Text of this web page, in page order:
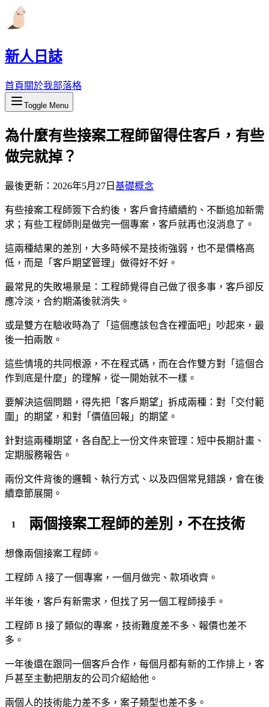
新人日誌
首頁 關於我部落格
Toggle Menu
為什麼有些接案工程師留得住客戶，有些
做完就掉？
最後更新： 2026年5月27日 基礎概念
有些接案工程師簽下合約後，客戶會持續續約、不斷追加新需
求；有些工程師則是做完一個專案，客戶就再也沒消息了。
這兩種結果的差別，大多時候不是技術強弱，也不是價格高
低，而是「客戶期望管理」做得好不好。
最常見的失敗場景是：工程師覺得自己做了很多事，客戶卻反
應冷淡，合約期滿後就消失。
或是雙方在驗收時為了「這個應該包含在裡面吧」吵起來，最
後一拍兩散。
這些情境的共同根源，不在程式碼，而在合作雙方對「這個合
作到底是什麼」的理解，從一開始就不一樣。
要解決這個問題，得先把「客戶期望」拆成兩種：對「交付範
圍」的期望，和對「價值回報」的期望。
針對這兩種期望，各自配上一份文件來管理：短中長期計畫、
定期服務報告。
兩份文件背後的邏輯、執行方式、以及四個常見錯誤，會在後
續章節展開。
兩個接案工程師的差別，不在技術
想像兩個接案工程師。
工程師 A 接了一個專案，一個月做完、款項收齊。
半年後，客戶有新需求，但找了另一個工程師接手。
工程師 B 接了類似的專案，技術難度差不多、報價也差不
多。
一年後還在跟同一個客戶合作，每個月都有新的工作排上，客
戶甚至主動把朋友的公司介紹給他。
兩個人的技術能力差不多，案子類型也差不多。